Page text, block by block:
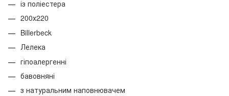
із поліестера
200х220
Billerbeck
Лелека
гіпоалергенні
бавовняні
з натуральним наповнювачем